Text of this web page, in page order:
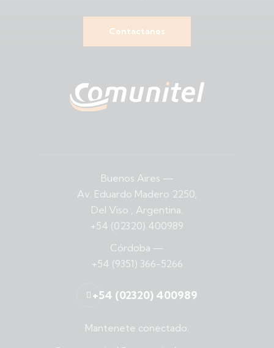
Contactanos
Buenos Aires —
Av. Eduardo Madero 2250,
Del Viso , Argentina.
+54 (02320) 400989
Córdoba —
+54 (9351) 366-5266
+54 (02320) 400989
Mantenete conectado.